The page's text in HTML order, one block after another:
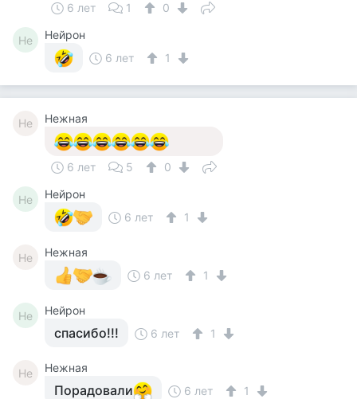
6 лет 1 0
Не
Нейрон
6 лет
1
Не Нежная
6 лет 5 0
Не
Нейрон
6 лет
1
Не
Нежная
6 лет
1
Не Нейрон
спасибо!!! 6 лет 1
Не Нежная
Порадовали 6 лет 1